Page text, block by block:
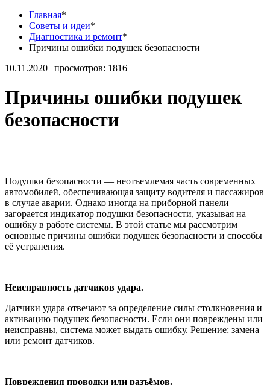
Главная*
Советы и идеи*
Диагностика и ремонт*
Причины ошибки подушек безопасности
10.11.2020 | просмотров: 1816
Причины ошибки подушек
безопасности
Подушки безопасности — неотъемлемая часть современных
автомобилей, обеспечивающая защиту водителя и пассажиров
в случае аварии. Однако иногда на приборной панели
загорается индикатор подушки безопасности, указывая на
ошибку в работе системы. В этой статье мы рассмотрим
основные причины ошибки подушек безопасности и способы
её устранения.
Неисправность датчиков удара.
Датчики удара отвечают за определение силы столкновения и
активацию подушек безопасности. Если они повреждены или
неисправны, система может выдать ошибку. Решение: замена
или ремонт датчиков.
Повреждения проводки или разъёмов.